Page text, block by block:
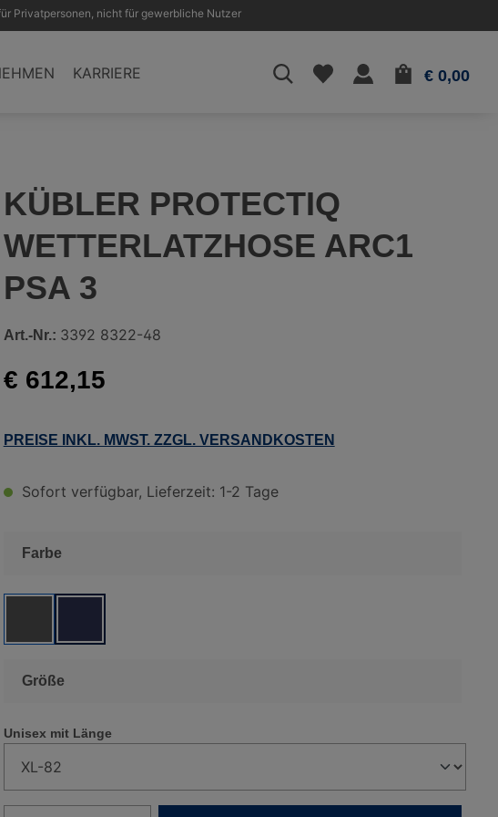
Privatpersonen, nicht für gewerbliche Nutzer
KARRIERE € 0,00
KÜBLER PROTECTIQ
WETTERLATZHOSE ARC1
PSA 3
Art.-Nr.: 3392 8322-48
€ 612,15
PREISE INKL. MWST. ZZGL. VERSANDKOSTEN
Sofort verfügbar, Lieferzeit: 1-2 Tage
Farbeauswählen
Größeauswählen
Unisex mit Länge